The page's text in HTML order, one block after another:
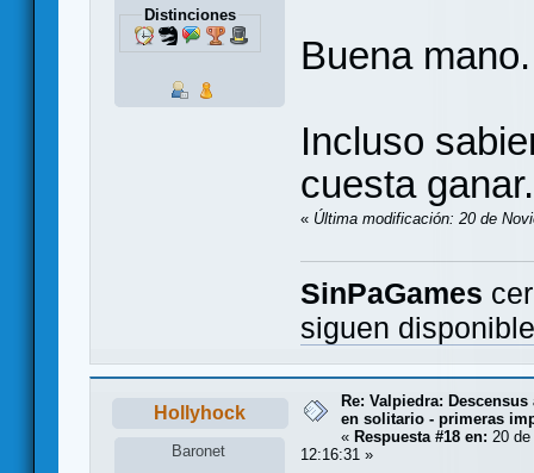
Distinciones
Buena mano.
Incluso
cuesta ganar.
« Última modificación: 20 de
SinPaGames
siguen
Hollyhock
Baronet
Re: Valpiedra:
en solitario - primeras
« Respuesta #18 en: 20
12:16:31 »